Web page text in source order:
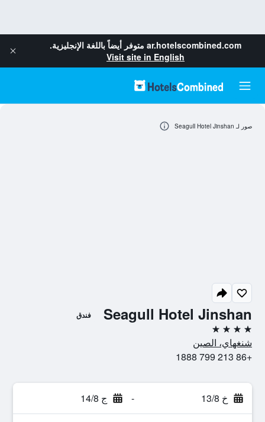
ar.hotelscombined.com متوفر أيضاً باللغة الإنجليزية.
Visit site in English
Seagull Hotel Jinshan فندق
4 نجوم
شنغهاي، الصين
+86 213 799 1888
خ 13/8 - ج 14/8
صور لـ Seagull Hotel Jinshan